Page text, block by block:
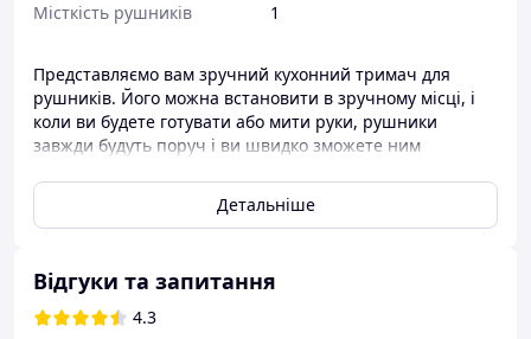
Місткість рушників
1
Представляємо вам зручний кухонний тримач для
рушників. Його можна встановити в зручному місці, і
коли ви будете готувати або мити руки, рушники
завжди будуть поруч і ви швидко зможете ним
Тримач простий у встановленні. Кріпиться за
допомогою липкої пластини. Вам не потрібно буде
На тримач можна вішати як рулон сухих рушників, так і
звичайні текстильні рушники або серветки.
Детальніше
Відгуки та запитання
4.3